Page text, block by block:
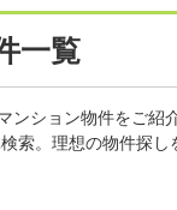
一覧
ション物件をご
索。理想の物件探し